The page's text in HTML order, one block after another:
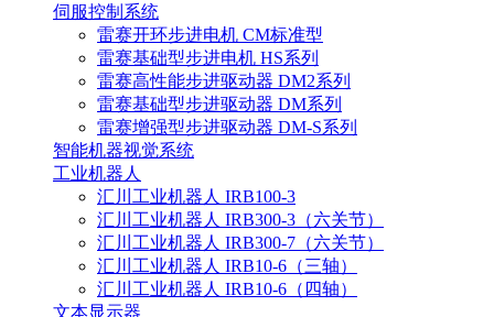
伺服控制系统
雷赛开环步进电机 CM标准型
雷赛基础型步进电机 HS系列
雷赛高性能步进驱动器 DM2系列
雷赛基础型步进驱动器 DM系列
雷赛增强型步进驱动器 DM-S系列
智能机器视觉系统
工业机器人
汇川工业机器人 IRB100-3
汇川工业机器人 IRB300-3（六关节）
汇川工业机器人 IRB300-7（六关节）
汇川工业机器人 IRB10-6（三轴）
汇川工业机器人 IRB10-6（四轴）
文本显示器